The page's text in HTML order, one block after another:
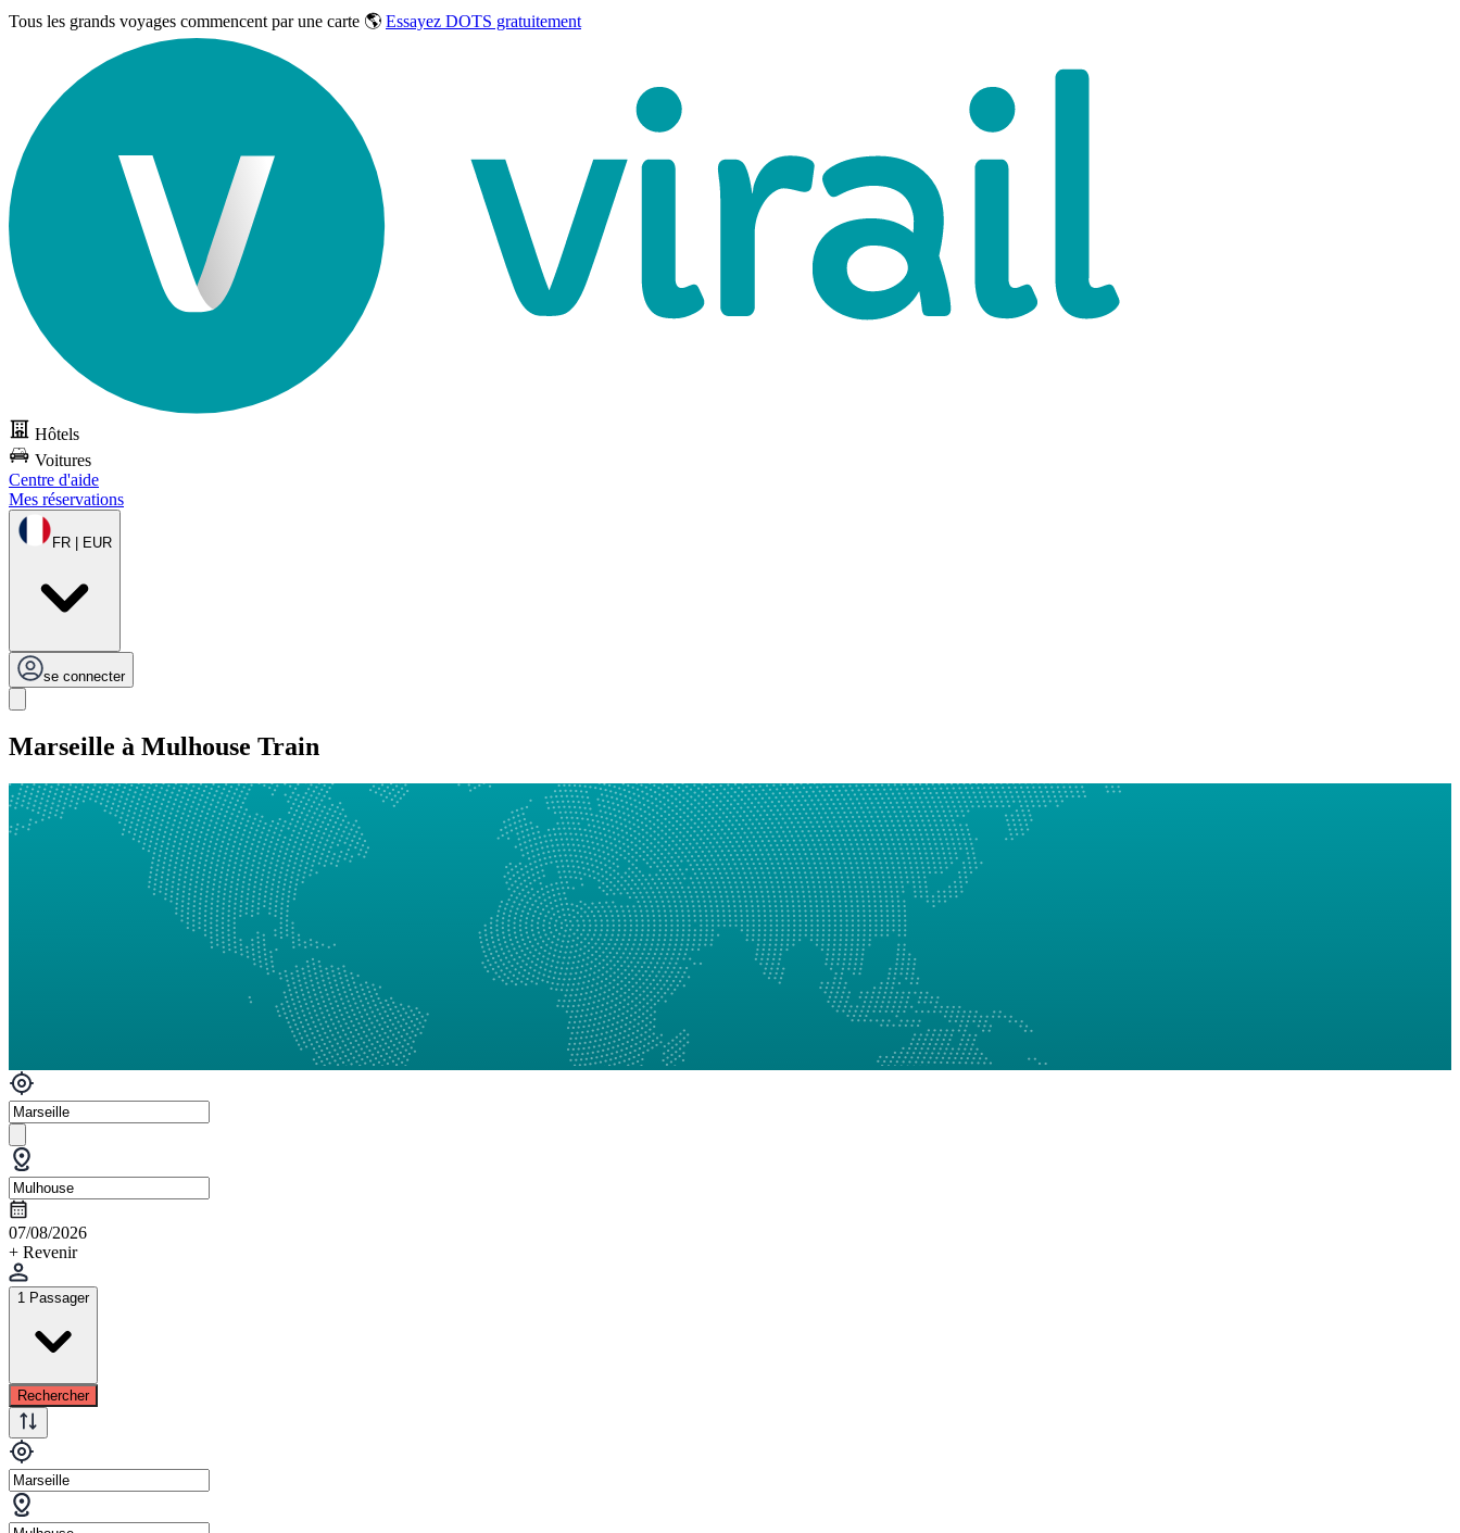
Tous les grands voyages commencent par une carte 🌎 Essayez DOTS gratuitement
Hôtels
Voitures
Centre d'aide
Mes réservations
FR | EUR
se connecter
Marseille à Mulhouse Train
07/08/2026
+ Revenir
1 Passager
Rechercher